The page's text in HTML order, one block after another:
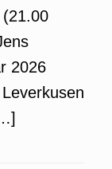
2026